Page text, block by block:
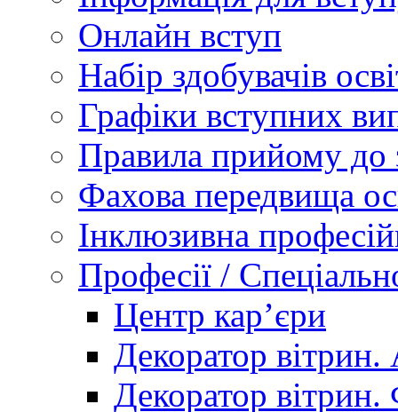
Онлайн вступ
Набір здобувачів
Графіки вступних
Правила прийому до
Фахова передвища
Інклюзивна
Професії /
Центр кар’єри
Декоратор вітрин.
Декоратор вітрин.